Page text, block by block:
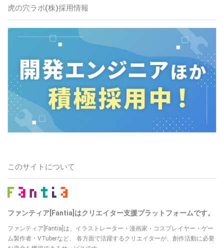
虎の穴ラボ(株)採用情報
このサイトについて
ファンティア[Fantia]はクリエイター支援プラットフォームです。
ファンティア[Fantia]は、イラストレーター・漫画家・コスプレイヤー・ゲー
ム製作者・VTuberなど、 各方面で活躍するクリエイターが、創作活動に必要